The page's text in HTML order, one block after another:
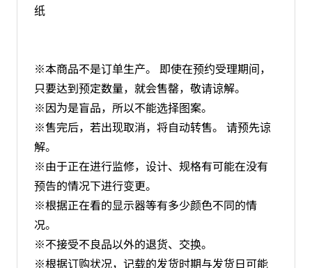
纸
※本商品不是订单生产。 即使在预约受理期间，
只要达到预定数量，就会售罄，敬请谅解。
※因为是盲品，所以不能选择图案。
※售完后，若出现取消，将自动转售。 请预先谅
解。
※由于正在进行监修，设计、规格有可能在没有
预告的情况下进行变更。
※根据正在看的显示器等有多少颜色不同的情
况。
※不接受不良品以外的退货、交换。
※根据订购状况，记载的发货时期与发货日可能